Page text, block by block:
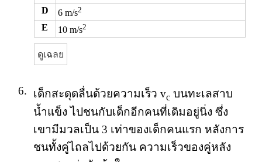
D
6 m/s2
E 10 m/s2
ดูเฉลย
6. เด็กสะดุดลื่นด้วยความเร็ว vcบนทะเลสาบ
น้ำแข็ง ไปชนกับเด็กอีกคนที่เดิมอยู่นิ่ง ซึ่ง
เขามีมวลเป็น 3 เท่าของเด็กคนแรก หลังการ
ชนทั้งคู่ไถลไปด้วยกัน ความเร็วของคู่หลัง